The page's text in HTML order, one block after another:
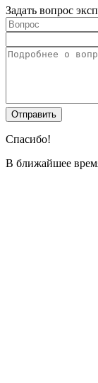
Задать вопрос
Спасибо!
В ближайшее